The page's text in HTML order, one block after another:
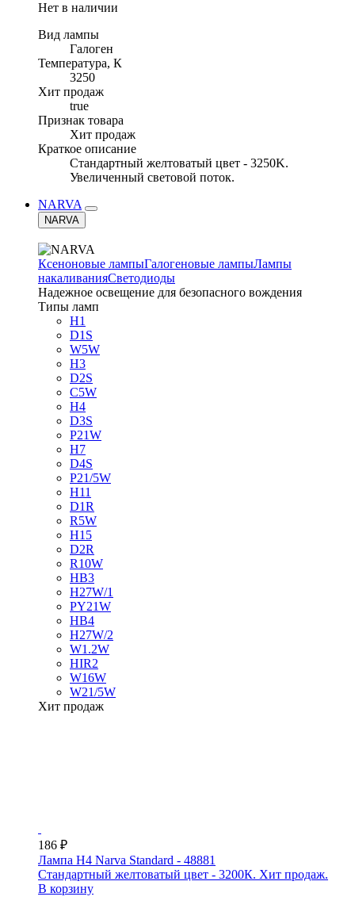
Нет в наличии
Вид лампы
Галоген
Температура, К
3250
Хит продаж
true
Признак товара
Хит продаж
Краткое описание
Стандартный желтоватый цвет - 3250K.
Увеличенный световой поток.
NARVA
NARVA
Ксеноновые лампыГалогеновые лампыЛампы
накаливанияСветодиоды
Надежное освещение для безопасного вождения
Типы ламп
H1
D1S
W5W
H3
D2S
C5W
H4
D3S
P21W
H7
D4S
P21/5W
H11
D1R
R5W
H15
D2R
R10W
HB3
H27W/1
PY21W
HB4
H27W/2
W1.2W
HIR2
W16W
W21/5W
Хит продаж
186 ₽
Лампа H4 Narva Standard - 48881
Стандартный желтоватый цвет - 3200К. Хит продаж.
В корзину